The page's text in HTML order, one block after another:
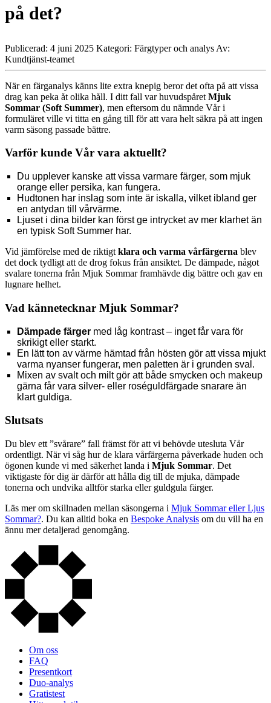
på det?
Publicerad: 4 juni 2025 Kategori: Färgtyper och analys Av:
Kundtjänst-teamet
När en färganalys känns lite extra knepig beror det ofta på att vissa
drag kan peka åt olika håll. I ditt fall var huvudspåret Mjuk
Sommar (Soft Summer), men eftersom du nämnde Vår i
formuläret ville vi titta en gång till för att vara helt säkra på att ingen
varm säsong passade bättre.
Varför kunde Vår vara aktuellt?
Du upplever kanske att vissa varmare färger, som mjuk
orange eller persika, kan fungera.
Hudtonen har inslag som inte är iskalla, vilket ibland ger
en antydan till vårvärme.
Ljuset i dina bilder kan först ge intrycket av mer klarhet än
en typisk Soft Summer har.
Vid jämförelse med de riktigt klara och varma vårfärgerna blev
det dock tydligt att de drog fokus från ansiktet. De dämpade, något
svalare tonerna från Mjuk Sommar framhävde dig bättre och gav en
lugnare helhet.
Vad kännetecknar Mjuk Sommar?
Dämpade färger med låg kontrast – inget får vara för
skrikigt eller starkt.
En lätt ton av värme hämtad från hösten gör att vissa mjukt
varma nyanser fungerar, men paletten är i grunden sval.
Mixen av svalt och milt gör att både smycken och makeup
gärna får vara silver- eller roséguldfärgade snarare än
klart guldiga.
Slutsats
Du blev ett ”svårare” fall främst för att vi behövde utesluta Vår
ordentligt. När vi såg hur de klara vårfärgerna påverkade huden och
ögonen kunde vi med säkerhet landa i Mjuk Sommar. Det
viktigaste för dig är därför att hålla dig till de mjuka, dämpade
tonerna och undvika alltför starka eller guldgula färger.
Läs mer om skillnaden mellan säsongerna i Mjuk Sommar eller Ljus
Sommar?. Du kan alltid boka en Bespoke Analysis om du vill ha en
ännu mer detaljerad genomgång.
Om oss
FAQ
Presentkort
Duo-analys
Gratistest